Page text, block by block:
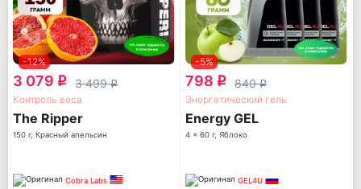
-12%
3 079 q 3 499q
Контроль веса
The Ripper
150 г, Красный апельсин
Cobra Labs
-5%
798 q 840q
Энергетический гель
Energy GEL
4 x 60 г, Яблоко
GEL4U